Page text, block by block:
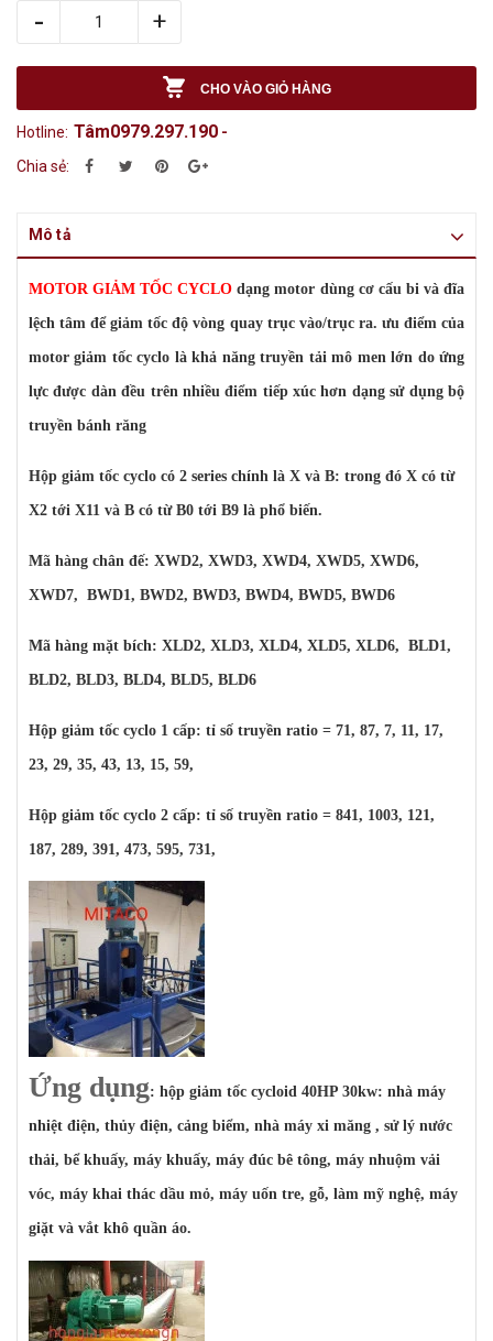
- +
CHO VÀO GIỎ HÀNG
Hotline: Tâm0979.297.190 -
Chia sẻ:
Mô tả
MOTOR GIẢM TỐC CYCLO dạng motor dùng cơ cấu bi và đĩa
lệch tâm để giảm tốc độ vòng quay trục vào/trục ra. ưu điểm của
motor giảm tốc cyclo là khả năng truyền tải mô men lớn do ứng
lực được dàn đều trên nhiều điểm tiếp xúc hơn dạng sử dụng bộ
truyền bánh răng
Hộp giảm tốc cyclo có 2 series chính là X và B: trong đó X có từ
X2 tới X11 và B có từ B0 tới B9 là phổ biến.
Mã hàng chân đế: XWD2, XWD3, XWD4, XWD5, XWD6,
XWD7, BWD1, BWD2, BWD3, BWD4, BWD5, BWD6
Mã hàng mặt bích: XLD2, XLD3, XLD4, XLD5, XLD6, BLD1,
BLD2, BLD3, BLD4, BLD5, BLD6
Hộp giảm tốc cyclo 1 cấp: tỉ số truyền ratio = 71, 87, 7, 11, 17,
23, 29, 35, 43, 13, 15, 59,
Hộp giảm tốc cyclo 2 cấp: tỉ số truyền ratio = 841, 1003, 121,
187, 289, 391, 473, 595, 731,
Ứng dụng: hộp giảm tốc cycloid 40HP 30kw: nhà máy
nhiệt điện, thủy điện, cảng biểm, nhà máy xi măng , sử lý nước
thải, bể khuấy, máy khuấy, máy đúc bê tông, máy nhuộm vải
vóc, máy khai thác dầu mỏ, máy uốn tre, gỗ, làm mỹ nghệ, máy
giặt và vắt khô quần áo.